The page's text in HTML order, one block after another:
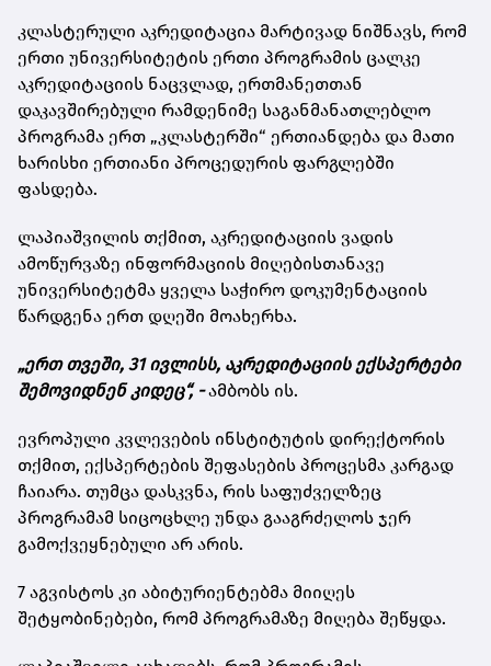
კლასტერული აკრედიტაცია მარტივად ნიშნავს, რომ
ერთი უნივერსიტეტის ერთი პროგრამის ცალკე
აკრედიტაციის ნაცვლად, ერთმანეთთან
დაკავშირებული რამდენიმე საგანმანათლებლო
პროგრამა ერთ „კლასტერში“ ერთიანდება და მათი
ხარისხი ერთიანი პროცედურის ფარგლებში
ფასდება.
ლაპიაშვილის თქმით, აკრედიტაციის ვადის
ამოწურვაზე ინფორმაციის მიღებისთანავე
უნივერსიტეტმა ყველა საჭირო დოკუმენტაციის
წარდგენა ერთ დღეში მოახერხა.
„ერთ თვეში, 31 ივლისს, აკრედიტაციის ექსპერტები
შემოვიდნენ კიდეც“, - ამბობს ის.
ევროპული კვლევების ინსტიტუტის დირექტორის
თქმით, ექსპერტების შეფასების პროცესმა კარგად
ჩაიარა. თუმცა დასკვნა, რის საფუძველზეც
პროგრამამ სიცოცხლე უნდა გააგრძელოს ჯერ
გამოქვეყნებული არ არის.
7 აგვისტოს კი აბიტურიენტებმა მიიღეს
შეტყობინებები, რომ პროგრამაზე მიღება შეწყდა.